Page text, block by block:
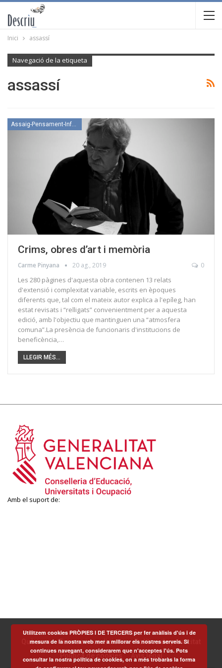
Inici assassí
Navegació de la etiqueta
assassí
Assaig-Pensament-Informació
Crims, obres d’art i memòria
Carme Pinyana 20 ag., 2019 0
Les 280 pàgines d'aquesta obra contenen 13 relats
d'extensió i complexitat variable, escrits en èpoques
diferents que, tal com el mateix autor explica a l'epíleg, han
estat revisats i “relligats” convenientment per a aquesta
edició, amb l'objectiu que mantinguen una “atmosfera
comuna”.La presència de funcionaris d'institucions de
beneficència,…
LLEGIR MÉS...
Amb el suport de:
Què som Termes i condicions
Política de privacitat
Política de cookies
Avís legal
Utilitzem cookies PRÒPIES I DE TERCERS per fer anàlisis d'ús i de
mesura de la nostra web mer a millorar els nostres serveis. Si
continues navegant, considerarem que n'acceptes l'ús. Pots
consultar la nostra política de cookies, on a més trobaràs la forma